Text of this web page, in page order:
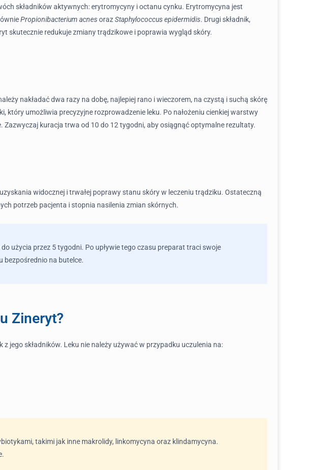
składników aktywnych: erytromycyny i octanu cynku. Erytromycyna jest
Propionibacterium acnesorazStaphylococcus epidermidis. Drugi składnik,
skutecznie redukuje zmiany trądzikowe i poprawia wygląd skóry.
nakładać dwa razy na dobę, najlepiej rano i wieczorem, na czystą i suchą skórę
który umożliwia precyzyjne rozprowadzenie leku. Po nałożeniu cienkiej warstwy
kuracja trwa od 10 do 12 tygodni, aby osiągnąć optymalne rezultaty.
widocznej i trwałej poprawy stanu skóry w leczeniu trądziku. Ostateczną
potrzeb pacjenta i stopnia nasilenia zmian skórnych.
użycia przez 5 tygodni. Po upływie tego czasu preparat traci swoje
bezpośrednio na butelce.
Zineryt?
jego składników. Leku nie należy używać w przypadku uczulenia na:
takimi jak inne makrolidy, linkomycyna oraz klindamycyna.